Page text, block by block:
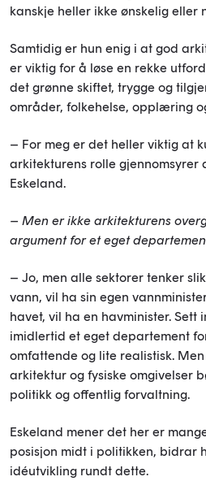
kanskje heller ikke ønskelig eller
Samtidig er hun enig i at god
er viktig for å løse en rekke
det grønne skiftet, trygge og
områder, folkehelse, opplæring
– For meg er det heller viktig at
arkitekturens rolle gjennomsyrer
Eskeland.
– Men er ikke arkitekturens
argument for et eget
– Jo, men alle sektorer tenker
vann, vil ha sin egen
havet, vil ha en havminister. Sett
imidlertid et eget departement
omfattende og lite realistisk.
arkitektur og fysiske omgivelser
politikk og offentlig forvaltning.
Eskeland mener det her er
posisjon midt i politikken, bidrar
idéutvikling rundt dette.